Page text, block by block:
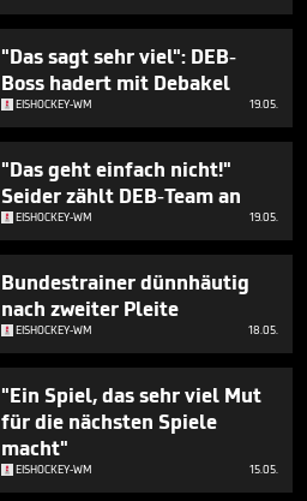
"Das sagt sehr viel": DEB-
Boss hadert mit Debakel
EISHOCKEY-WM 19.05.
"Das geht einfach nicht!"
Seider zählt DEB-Team an
EISHOCKEY-WM 19.05.
Bundestrainer dünnhäutig
nach zweiter Pleite
EISHOCKEY-WM 18.05.
"Ein Spiel, das sehr viel Mut
für die nächsten Spiele
macht"
EISHOCKEY-WM 15.05.